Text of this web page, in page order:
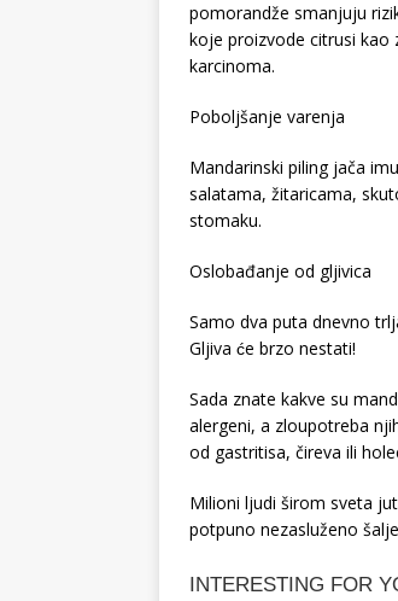
pomorandže smanjuju
koje proizvode citrusi kao
karcinoma.
Poboljšanje varenja
Mandarinski piling jača
salatama, žitaricama,
stomaku.
Oslobađanje od gljivica
Samo dva puta dnevno
Gljiva će brzo nestati!
Sada znate kakve su
alergeni, a zloupotreba
od gastritisa, čireva ili
Milioni ljudi širom sveta
potpuno nezasluženo